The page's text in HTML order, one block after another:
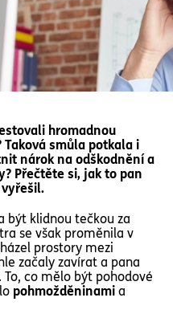
hromadnou
smůla potkala i
nárok na odškodnění a
Přečtěte si, jak to pan
vyřešil.
být klidnou tečkou za
se však proměnila v
prostory mezi
začaly zavírat a pana
. To, co mělo být pohodové
pohmožděninami a